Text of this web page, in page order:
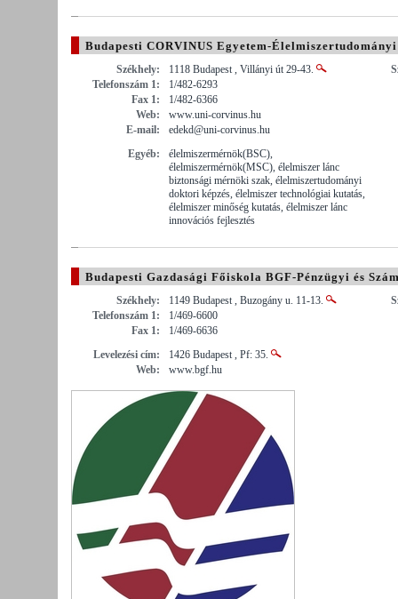
Budapesti CORVINUS Egyetem-
Székhely:
1118 Budapest , Villányi út 29-43.
Telefonszám 1:
1/482-6293
Fax 1:
1/482-6366
Web:
www.uni-corvinus.hu
E-mail:
edekd@uni-corvinus.hu
Egyéb:
élelmiszermérnök(BSC),
élelmiszermérnök(MSC), élelmiszer lánc
biztonsági mérnöki szak, élelmiszertudományi
doktori képzés, élelmiszer technológiai kutatás,
élelmiszer minőség kutatás, élelmiszer lánc
innovációs fejlesztés
Budapesti Gazdasági Főiskola BGF-Pénzügyi és
Székhely:
1149 Budapest , Buzogány u. 11-13.
Telefonszám 1:
1/469-6600
Fax 1:
1/469-6636
Levelezési cím:
1426 Budapest , Pf: 35.
Web:
www.bgf.hu